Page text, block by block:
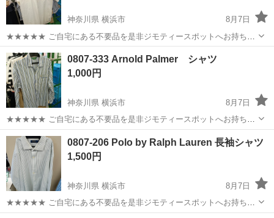
神奈川県 横浜市
8月7日
★★★★★ ご自宅にある不要品を是非ジモティースポットへお持ち込
みしませんか？ 家電、趣味・スポーツ・レジャー用品、こども用品、
衣料服飾品、生活雑貨、家具、本、CD・DVDなどが無料でまとめて持
ち込めます！ ※詳細はこ...
神奈川 横浜市
0807-333 Arnold Palmer シャツ
1,000円
神奈川県 横浜市
8月7日
★★★★★ ご自宅にある不要品を是非ジモティースポットへお持ち込
みしませんか？ 家電、趣味・スポーツ・レジャー用品、こども用品、
衣料服飾品、生活雑貨、家具、本、CD・DVDなどが無料でまとめて持
ち込めます！ ※詳細はこ...
神奈川 横浜市
0807-206 Polo by Ralph Lauren 長袖シャツ
1,500円
神奈川県 横浜市
8月7日
★★★★★ ご自宅にある不要品を是非ジモティースポットへお持ち込
みしませんか？ 家電、趣味・スポーツ・レジャー用品、こども用品、